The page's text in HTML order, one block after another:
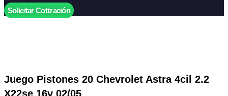
Solicitar Cotización
Juego Pistones 20 Chevrolet Astra 4cil 2.2
X22se 16v 02/05